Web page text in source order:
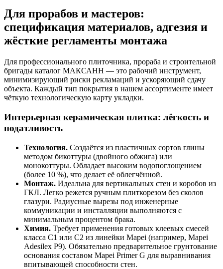
Для прорабов и мастеров:
спецификация материалов, адгезия и
жёсткие регламенты монтажа
Для профессионального плиточника, прораба и строительной
бригады каталог МАКСАНН — это рабочий инструмент,
минимизирующий риски рекламаций и ускоряющий сдачу
объекта. Каждый тип покрытия в нашем ассортименте имеет
чёткую технологическую карту укладки.
Интерьерная керамическая плитка: лёгкость и
податливость
Технология. Создаётся из пластичных сортов глины
методом бикоттуры (двойного обжига) или
монокоттуры. Обладает высоким водопоглощением
(более 10 %), что делает её облегчённой.
Монтаж. Идеальна для вертикальных стен и коробов из
ГКЛ. Легко режется ручным плиткорезом без сколов
глазури. Радиусные вырезы под инженерные
коммуникации и инсталляции выполняются с
минимальным процентом брака.
Химия. Требует применения готовых клеевых смесей
класса C1 или C2 из линейки Mapei (например, Mapei
Adesilex P9). Обязательно предварительное грунтование
основания составом Mapei Primer G для выравнивания
впитывающей способности стен.